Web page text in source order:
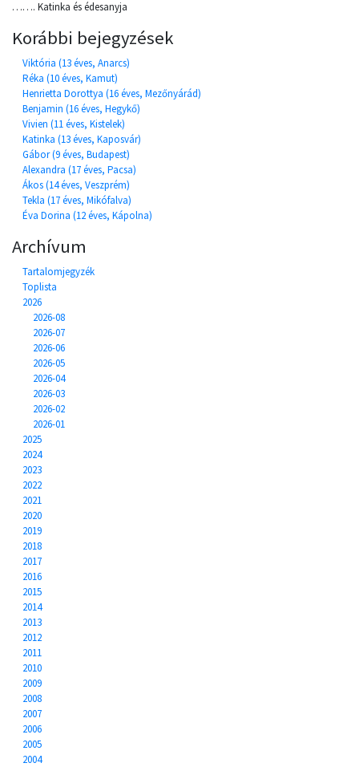
……. Katinka és édesanyja
Korábbi bejegyzések
Viktória (13 éves, Anarcs)
Réka (10 éves, Kamut)
Henrietta Dorottya (16 éves, Mezőnyárád)
Benjamin (16 éves, Hegykő)
Vivien (11 éves, Kistelek)
Katinka (13 éves, Kaposvár)
Gábor (9 éves, Budapest)
Alexandra (17 éves, Pacsa)
Ákos (14 éves, Veszprém)
Tekla (17 éves, Mikófalva)
Éva Dorina (12 éves, Kápolna)
Archívum
Tartalomjegyzék
Toplista
2026
2026-08
2026-07
2026-06
2026-05
2026-04
2026-03
2026-02
2026-01
2025
2024
2023
2022
2021
2020
2019
2018
2017
2016
2015
2014
2013
2012
2011
2010
2009
2008
2007
2006
2005
2004